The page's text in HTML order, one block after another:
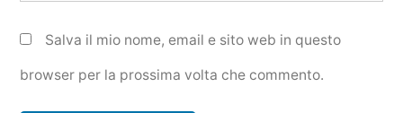
Salva il mio nome, email e sito web in questo
browser per la prossima volta che commento.